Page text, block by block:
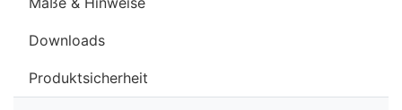
Downloads
Produktsicherheit